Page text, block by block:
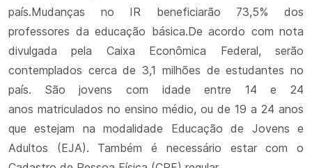
país.Mudanças no IR beneficiarão 73,5% dos
professores da educação básica.De acordo com nota
divulgada pela Caixa Econômica Federal, serão
contemplados cerca de 3,1 milhões de estudantes no
país. São jovens com idade entre 14 e 24
anos matriculados no ensino médio, ou de 19 a 24 anos
que estejam na modalidade Educação de Jovens e
Adultos (EJA). Também é necessário estar com o